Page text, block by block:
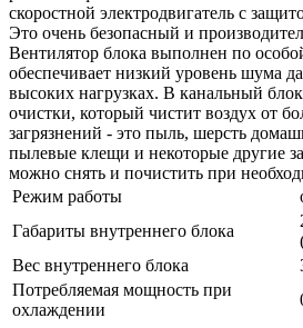
скоростной электродвигатель с
Это очень безопасный и
Вентилятор блока выполнен по
обеспечивает низкий уровень шума
высоких нагрузках. В канальный
очистки, который чистит воздух от
загрязнений - это пыль, шерсть
пылевые клещи и некоторые другие
можно снять и почистить при
Режим работы
Габариты внутреннего блока
Вес внутреннего блока
Потребляемая мощность при
охлаждении